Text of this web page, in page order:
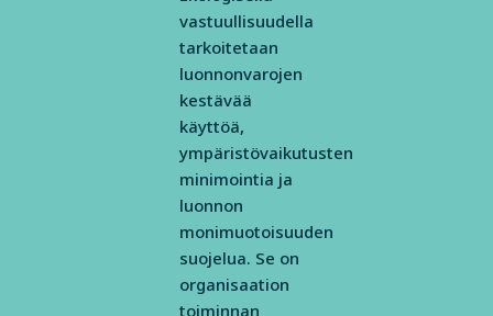
vastuullisuudella
tarkoitetaan
luonnonvarojen
kestävää
käyttöä,
ympäristövaikutusten
minimointia ja
luonnon
monimuotoisuuden
suojelua. Se on
organisaation
toiminnan